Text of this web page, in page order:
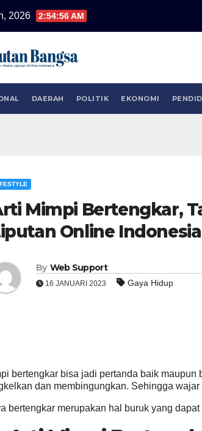
2026 2:54:57 AM
DAERAH POLITIK EKONOMI
Mimpi Bertengkar,
Online Indonesia
By Web Support
16 JANUARI 2023 Gaya Hidup
bertengkar bisa jadi pertanda baik
dan membingungkan. Sehingga
bertengkar merupakan hal buruk yang